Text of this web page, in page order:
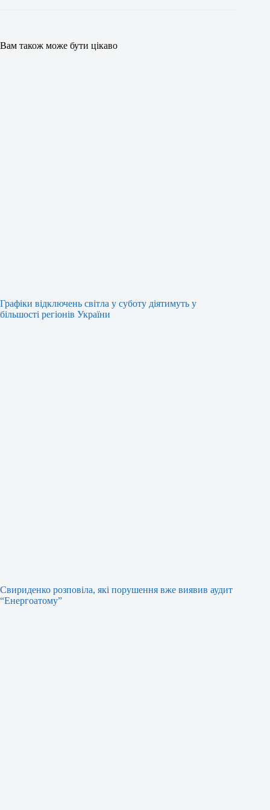
Вам також може бути цікаво
Графіки відключень світла у суботу діятимуть у
більшості регіонів України
Свириденко розповіла, які порушення вже виявив аудит
“Енергоатому”